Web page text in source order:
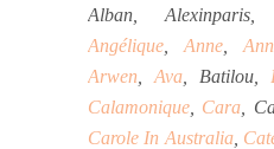
Alban, Alexinparis,
Angélique
Anne
Arwen
Ava , Batilou,
Calamonique
Cara ,
Carole In Australia,